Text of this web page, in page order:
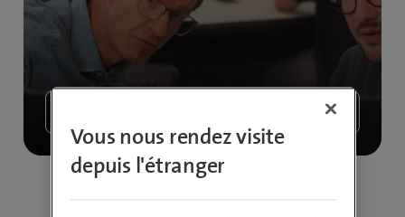
Vous nous rendez visite
depuis l'étranger